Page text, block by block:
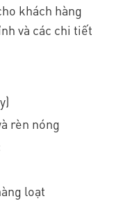
khách hàng
và các chi tiết
rèn nóng
loạt